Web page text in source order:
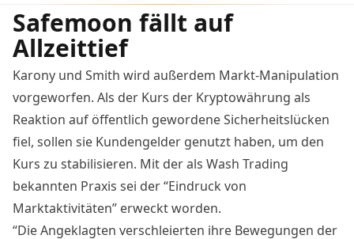
Safemoon fällt auf
Allzeittief
Karony und Smith wird außerdem Markt-Manipulation
vorgeworfen. Als der Kurs der Kryptowährung als
Reaktion auf öffentlich gewordene Sicherheitslücken
fiel, sollen sie Kundengelder genutzt haben, um den
Kurs zu stabilisieren. Mit der als Wash Trading
bekannten Praxis sei der “Eindruck von
Marktaktivitäten” erweckt worden.
“Die Angeklagten verschleierten ihre Bewegungen der